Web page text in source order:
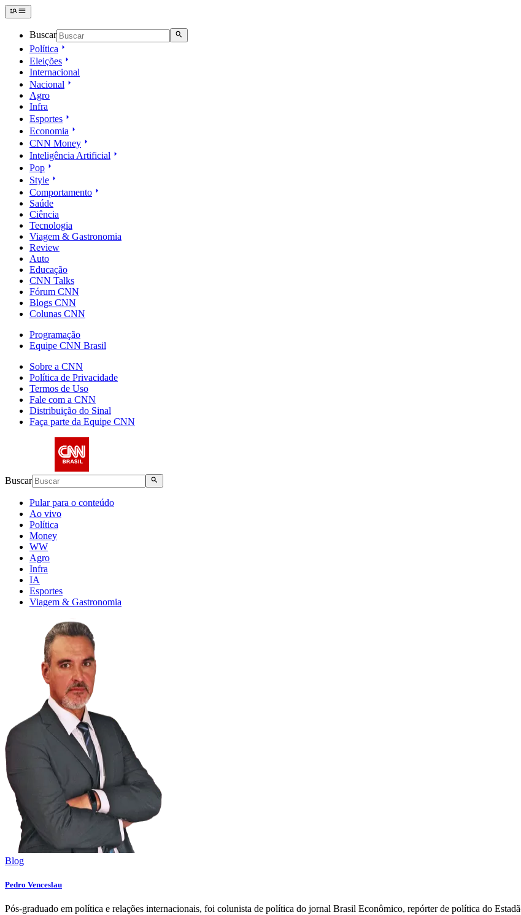
Buscar
Política
Eleições
Internacional
Nacional
Agro
Infra
Esportes
Economia
CNN Money
Inteligência Artificial
Pop
Style
Comportamento
Saúde
Ciência
Tecnologia
Viagem & Gastronomia
Review
Auto
Educação
CNN Talks
Fórum CNN
Blogs CNN
Colunas CNN
Programação
Equipe CNN Brasil
Sobre a CNN
Política de Privacidade
Termos de Uso
Fale com a CNN
Distribuição do Sinal
Faça parte da Equipe CNN
Buscar
Pular para o conteúdo
Ao vivo
Política
Money
WW
Agro
Infra
IA
Esportes
Viagem & Gastronomia
Blog
Pedro Venceslau
Pós-graduado em política e relações internacionais, foi colunista de política do jornal Brasil Econômico, repórter de política do